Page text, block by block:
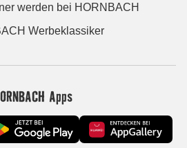
werden bei HORNBACH
Werbeklassiker
Apps